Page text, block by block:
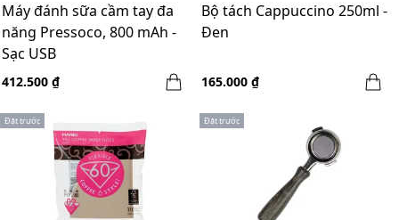
Máy đánh sữa cầm tay đa
năng Pressoco, 800 mAh -
Sạc USB
412.500 ₫
Bộ tách Cappuccino 250ml -
Đen
165.000 ₫
Đặt trước Đặt trước